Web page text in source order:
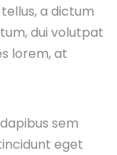
a dictum
dui volutpat
lorem, at
sem
eget